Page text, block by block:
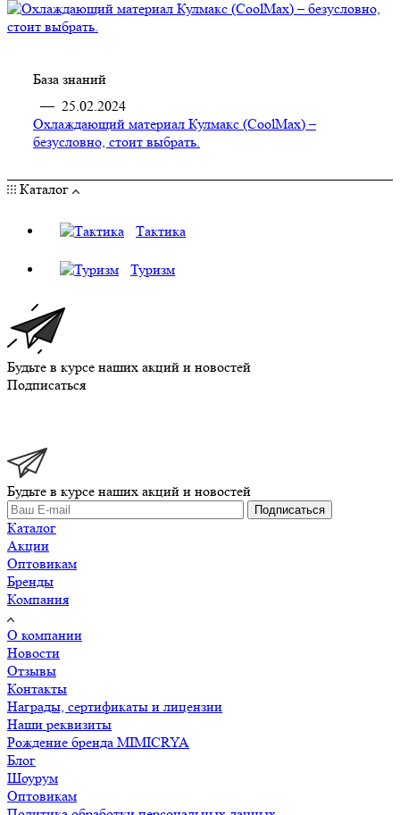
База знаний
— 25.02.2024
Охлаждающий материал Кулмакс (CoolMax) –
безусловно, стоит выбрать.
Каталог
Тактика
Туризм
Будьте в курсе наших акций и новостей
Подписаться
Будьте в курсе наших акций и новостей
Подписаться
Каталог
Акции
Оптовикам
Бренды
Компания
О компании
Новости
Отзывы
Контакты
Награды, сертификаты и лицензии
Наши реквизиты
Рождение бренда MIMICRYA
Блог
Шоурум
Оптовикам